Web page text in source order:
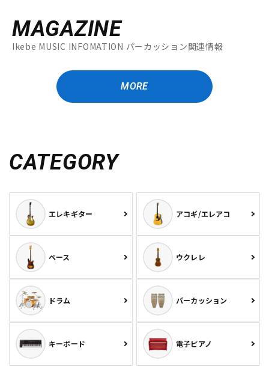
MAGAZINE
Ikebe MUSIC INFOMATION パーカッション関連情報
MORE
CATEGORY
エレキギター アコギ/エレアコ
ベース ウクレレ
ドラム パーカッション
キーボード 電子ピアノ